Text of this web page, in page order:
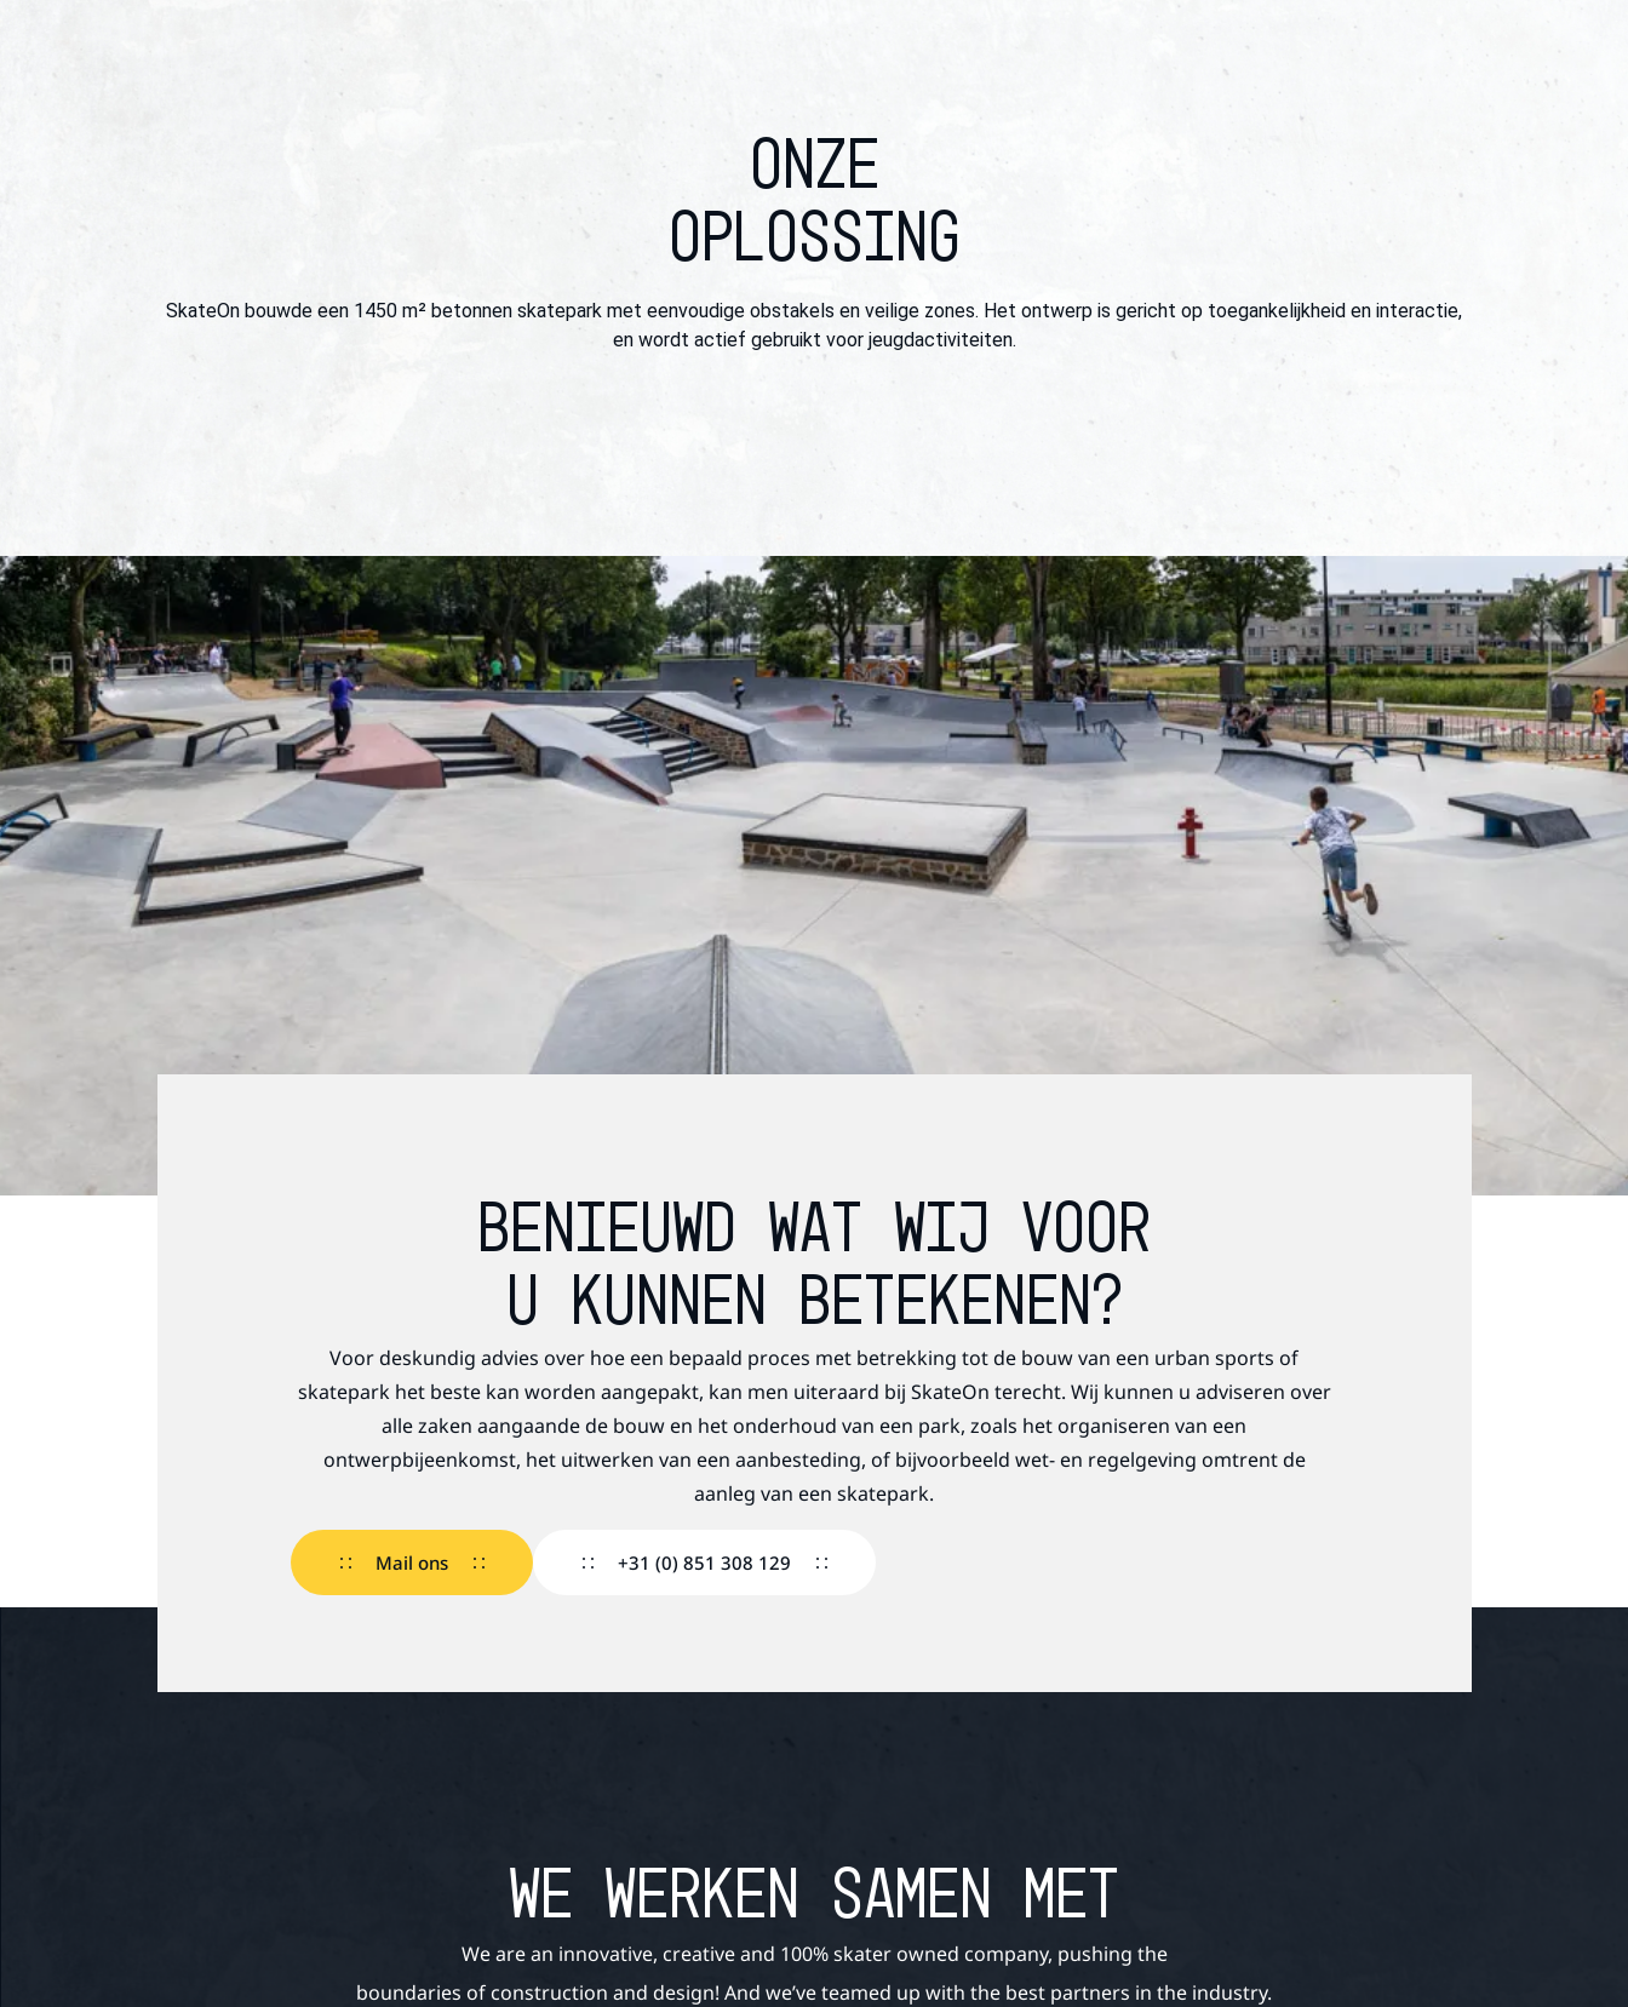
ONZE
OPLOSSING
SkateOn bouwde een 1450 m² betonnen skatepark met eenvoudige obstakels en veilige zones. Het ontwerp is gericht op toegankelijkheid en interactie,
en wordt actief gebruikt voor jeugdactiviteiten.
BENIEUWD WAT WIJ VOOR
U KUNNEN BETEKENEN?
Voor deskundig advies over hoe een bepaald proces met betrekking tot de bouw van een urban sports of
skatepark het beste kan worden aangepakt, kan men uiteraard bij SkateOn terecht. Wij kunnen u adviseren over
alle zaken aangaande de bouw en het onderhoud van een park, zoals het organiseren van een
ontwerpbijeenkomst, het uitwerken van een aanbesteding, of bijvoorbeeld wet- en regelgeving omtrent de
aanleg van een skatepark.
Mail ons +31 (0) 851 308 129
WE WERKEN SAMEN MET
We are an innovative, creative and 100% skater owned company, pushing the
boundaries of construction and design! And we’ve teamed up with the best partners in the industry.